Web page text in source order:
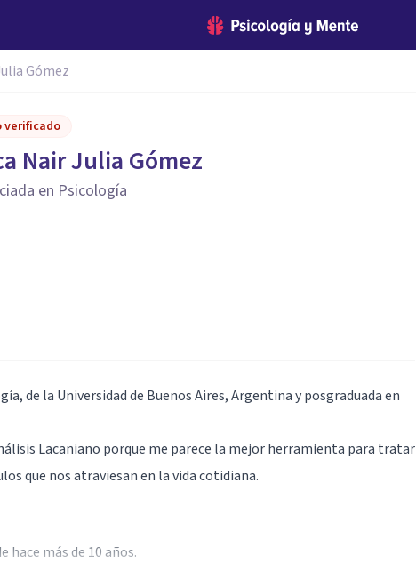
Gómez
verificado
Nair Julia Gómez
en Psicología
de la Universidad de Buenos Aires, Argentina y posgraduada en
Lacaniano porque me parece la mejor herramienta para tratar
que nos atraviesan en la vida cotidiana.
hace más de 10 años.